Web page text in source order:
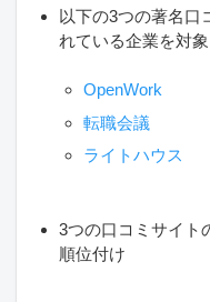
以下の3つの著名口
れている企業を対象
OpenWork
転職会議
ライトハウス
3つの口コミサイト
順位付け